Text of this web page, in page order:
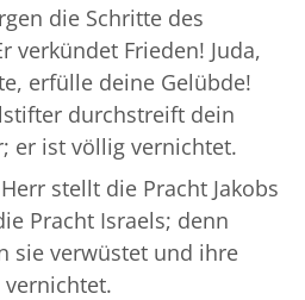
die Schritte des
verkündet Frieden! Juda,
erfülle deine Gelübde!
durchstreift dein
er ist völlig vernichtet.
stellt die Pracht Jakobs
Pracht Israels; denn
sie verwüstet und ihre
vernichtet.